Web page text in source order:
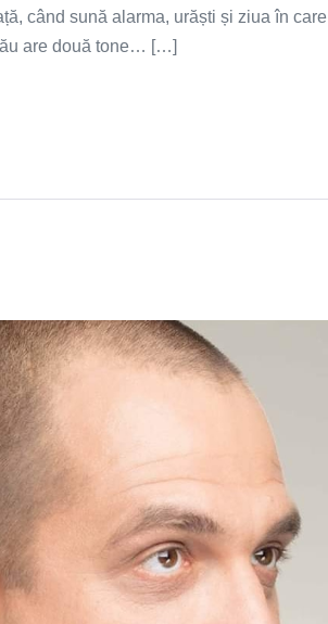
când sună alarma, urăști și ziua în
are două tone… […]